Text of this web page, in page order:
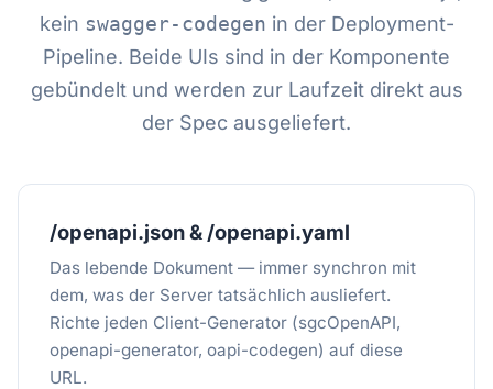
kein swagger-codegen in der Deployment-
Pipeline. Beide UIs sind in der Komponente
gebündelt und werden zur Laufzeit direkt aus
der Spec ausgeliefert.
/openapi.json & /openapi.yaml
Das lebende Dokument — immer synchron mit
dem, was der Server tatsächlich ausliefert.
Richte jeden Client-Generator (sgcOpenAPI,
openapi-generator, oapi-codegen) auf diese
URL.